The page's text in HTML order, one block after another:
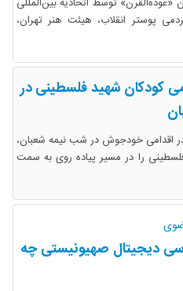
پوستر انقلاب، هیئت هنر تهران،
کودکان شهید فلسطینی در
اقدامی خودجوش در شب نیمه شعبان،
را در مسیر پیاده روی به سمت
دیجیتال صهیونیستی چه